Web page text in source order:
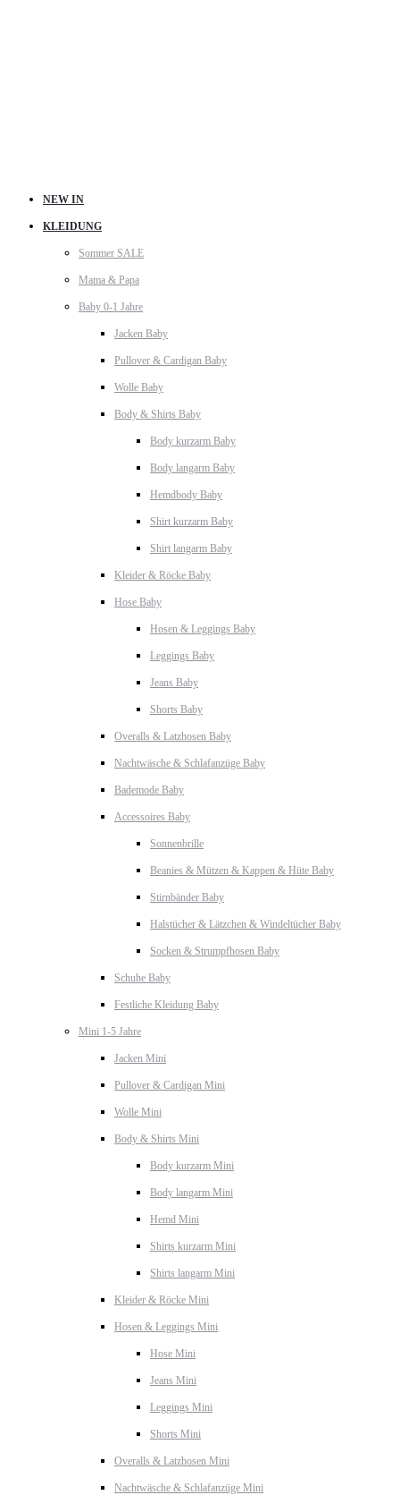
NEW IN
KLEIDUNG
Sommer SALE
Mama & Papa
Baby 0-1 Jahre
Jacken Baby
Pullover & Cardigan Baby
Wolle Baby
Body & Shirts Baby
Body kurzarm Baby
Body langarm Baby
Hemdbody Baby
Shirt kurzarm Baby
Shirt langarm Baby
Kleider & Röcke Baby
Hose Baby
Hosen & Leggings Baby
Leggings Baby
Jeans Baby
Shorts Baby
Overalls & Latzhosen Baby
Nachtwäsche & Schlafanzüge Baby
Bademode Baby
Accessoires Baby
Sonnenbrille
Beanies & Mützen & Kappen & Hüte Baby
Stirnbänder Baby
Halstücher & Lätzchen & Windeltücher Baby
Socken & Strumpfhosen Baby
Schuhe Baby
Festliche Kleidung Baby
Mini 1-5 Jahre
Jacken Mini
Pullover & Cardigan Mini
Wolle Mini
Body & Shirts Mini
Body kurzarm Mini
Body langarm Mini
Hemd Mini
Shirts kurzarm Mini
Shirts langarm Mini
Kleider & Röcke Mini
Hosen & Leggings Mini
Hose Mini
Jeans Mini
Leggings Mini
Shorts Mini
Overalls & Latzhosen Mini
Nachtwäsche & Schlafanzüge Mini